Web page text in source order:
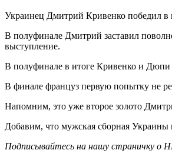
Украинец Дмитрий Кривенко победил в
В полуфинале Дмитрий заставил
выступление.
В полуфинале в итоге Кривенко и
В финале француз первую попытку не
Напомним, это уже второе золото
Добавим, что мужская сборная Украины
Подписывайтесь на нашу страничку о